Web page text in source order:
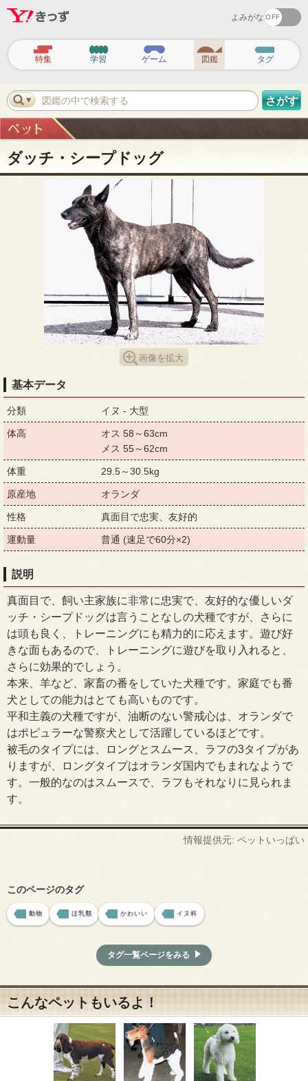
よみがな
ビ
ゲ
ー
シ
ョ
ン
特集 学習 ゲーム 図鑑 タグ
図鑑の中で検索する さがす
ダッチ・シープドッグ
画像を拡大
基本データ
分類 イヌ - 大型
体高
オス 58～63cm
メス 55～62cm
体重 29.5～30.5kg
原産地 オランダ
性格 真面目で忠実、友好的
運動量 普通 (速足で60分×2)
説明
真面目で、飼い主家族に非常に忠実で、友好的な優しいダ
ッチ・シープドッグは言うことなしの犬種ですが、さらに
は頭も良く、トレーニングにも精力的に応えます。遊び好
きな面もあるので、トレーニングに遊びを取り入れると、
さらに効果的でしょう。
本来、羊など、家畜の番をしていた犬種です。家庭でも番
犬としての能力はとても高いものです。
平和主義の犬種ですが、油断のない警戒心は、オランダで
はポピュラーな警察犬として活躍しているほどです。
被毛のタイプには、ロングとスムース、ラフの3タイプがあ
りますが、ロングタイプはオランダ国内でもまれなようで
す。一般的なのはスムースで、ラフもそれなりに見られま
す。
情報提供元: ペットいっぱい
このページのタグ
動物 ほ乳類 かわいい イヌ科
タグ一覧ページをみる
こんなペットもいるよ！